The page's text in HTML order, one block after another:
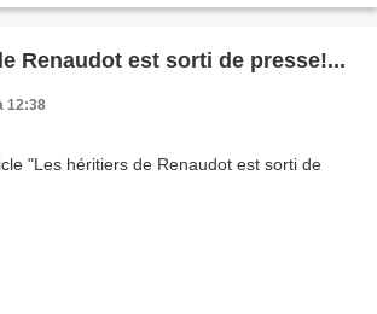
Renaudot est sorti de presse!...
12:38